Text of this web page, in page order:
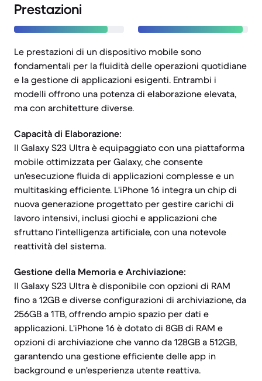
Prestazioni
Le prestazioni di un dispositivo mobile sono
fondamentali per la fluidità delle operazioni quotidiane
e la gestione di applicazioni esigenti. Entrambi i
modelli offrono una potenza di elaborazione elevata,
ma con architetture diverse.
Capacità di Elaborazione:
Il Galaxy S23 Ultra è equipaggiato con una piattaforma
mobile ottimizzata per Galaxy, che consente
un'esecuzione fluida di applicazioni complesse e un
multitasking efficiente. L'iPhone 16 integra un chip di
nuova generazione progettato per gestire carichi di
lavoro intensivi, inclusi giochi e applicazioni che
sfruttano l'intelligenza artificiale, con una notevole
reattività del sistema.
Gestione della Memoria e Archiviazione:
Il Galaxy S23 Ultra è disponibile con opzioni di RAM
fino a 12GB e diverse configurazioni di archiviazione, da
256GB a 1TB, offrendo ampio spazio per dati e
applicazioni. L'iPhone 16 è dotato di 8GB di RAM e
opzioni di archiviazione che vanno da 128GB a 512GB,
garantendo una gestione efficiente delle app in
background e un'esperienza utente reattiva.